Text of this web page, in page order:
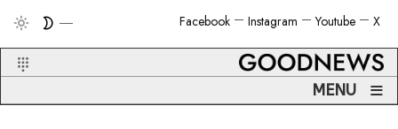
X
Youtube
Instagram
Facebook
MENU ≡